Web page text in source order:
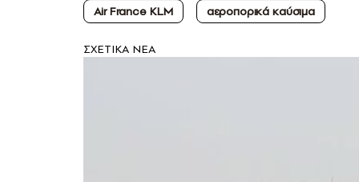
Air France KLM
αεροπορικά καύσιμα
ΣXETIKA NEA